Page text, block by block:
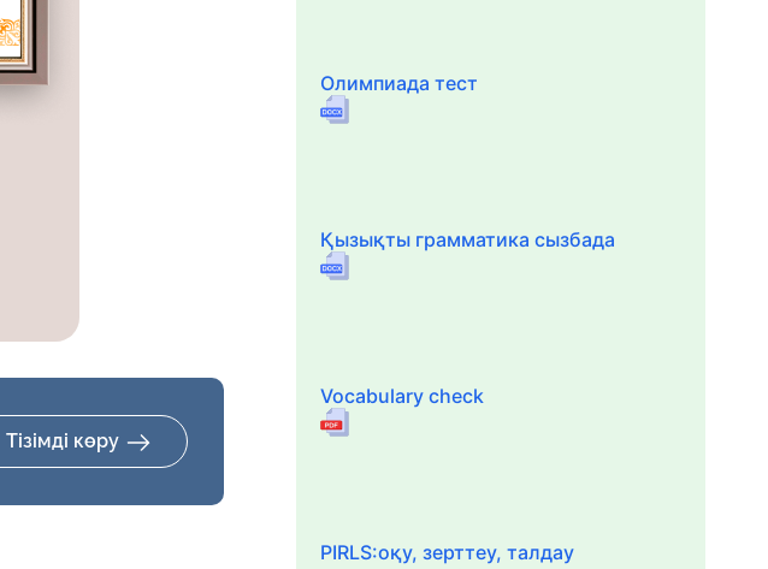
Тізімді көру
Олимпиада тест
Қызықты грамматика сызбада
Vocabulary check
PIRLS:оқу, зерттеу, талдау